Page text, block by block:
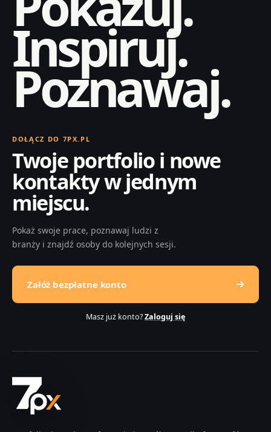
Inspiruj.
Poznawaj.
DOŁĄCZ DO 7PX.PL
Twoje portfolio i nowe
kontakty w jednym
miejscu.
Pokaż swoje prace, poznawaj ludzi z
branży i znajdź osoby do kolejnych sesji.
Załóż bezpłatne konto
Masz już konto?Zaloguj się